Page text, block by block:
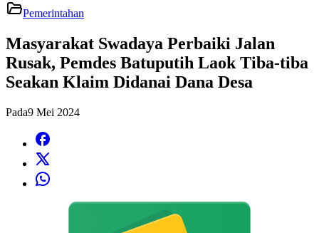
Pemerintahan
Masyarakat Swadaya Perbaiki Jalan
Rusak, Pemdes Batuputih Laok Tiba-tiba
Seakan Klaim Didanai Dana Desa
Pada9 Mei 2024